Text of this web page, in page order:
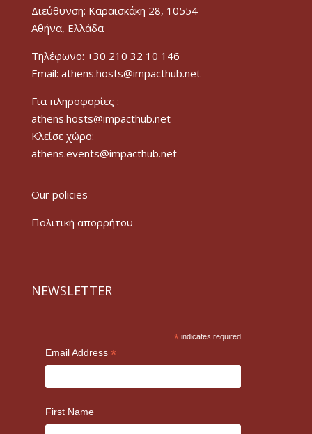
Διεύθυνση: Καραϊσκάκη 28, 10554
Αθήνα, Ελλάδα
Τηλέφωνο: +30 210 32 10 146
Email: athens.hosts@impacthub.net
Για πληροφορίες :
athens.hosts@impacthub.net
Κλείσε χώρο:
athens.events@impacthub.net
Our policies
Πολιτική απορρήτου
NEWSLETTER
* indicates required
Email Address *
First Name